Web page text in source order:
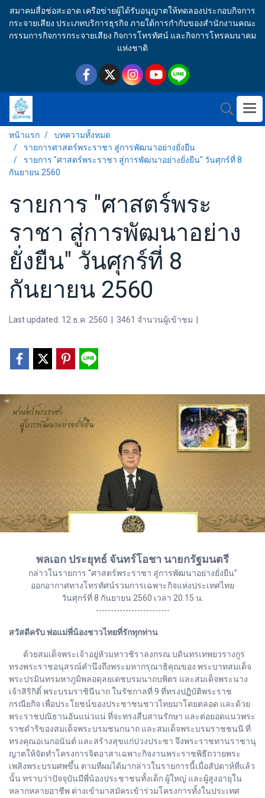
สมาคมสื่อช่อสะอาด เครือข่ายผู้ได้รับอนุญาตให้ทดลองประกอบกิจการ
กระจายเสียง ประเภทบริการธุรกิจ ภายใต้การกำกับของสำนักงานคณะ
กรรมการกิจการกระจายเสียง กิจการโทรทัศน์ และกิจการโทรคมนาคม
แห่งชาติ
หน้าแรก
บทความทั้งหมด
รายการศาสตร์พระราชา สู่การพัฒนาอย่างยั่งยืน
รายการ "ศาสตร์พระราชา สู่การพัฒนาอย่างยั่งยืน" วันศุกร์ที่ 8
กันยายน 2560
รายการ "ศาสตร์พระ
ราชา สู่การพัฒนาอย่าง
ยั่งยืน" วันศุกร์ที่ 8
กันยายน 2560
Last updated: 12 ธ.ค. 2560 3461 จำนวนผู้เข้าชม
พลเอก ประยุทธ์ จันทร์โอชา นายกรัฐมนตรี
กล่าวในรายการ “ศาสตร์พระราชา สู่การพัฒนาอย่างยั่งยืน”
ออกอากาศทางโทรทัศน์รวมการเฉพาะกิจแห่งประเทศไทย
วันศุกร์ที่ 8 กันยายน 2560 เวลา 20.15 น.
-------------------------
สวัสดีครับ พ่อแม่พี่น้องชาวไทยที่รักทุกท่าน
ด้วยสมเด็จพระเจ้าอยู่หัวมหาวชิราลงกรณ บดินทรเทพยวรางกูร
ทรงพระราชอนุสรณ์คำนึงถึงพระมหากรุณาธิคุณของ พระบาทสมเด็จ
พระปรมินทรมหาภูมิพลอดุลยเดชบรมนาถบพิตร และสมเด็จพระนาง
เจ้าสิริกิติ์ พระบรมราชินีนาถ ในรัชกาลที่ 9 ที่ทรงปฏิบัติพระราช
กรณียกิจ เพื่อประโยชน์ของประชาชนชาวไทยมาโดยตลอด และด้วย
พระราชปณิธานอันแน่วแน่ ที่จะทรงสืบสานรักษา และต่อยอดแนวพระ
ราชดำริของสมเด็จพระบรมชนกนาถ และสมเด็จพระบรมราชชนนี ที่
ทรงคุณอเนกอนันต์ และสร้างสุขแก่ปวงประชา จึงพระราชทานราชานุ
ญาตให้จัดทำโครงการจิตอาสาเฉพาะกิจงานพระราชพิธีถวายพระ
เพลิงพระบรมศพขึ้น ตามที่ผมได้มากล่าวในรายการนี้เมื่อสัปดาห์ที่แล้ว
นั้น ทราบว่าปัจจุบันมีพี่น้องประชาชนทั้งเด็ก ผู้ใหญ่ และผู้สูงอายุใน
หลากหลายอาชีพ ต่างเข้ามาสมัครเข้าร่วมโครงการทั้งในประเทศ